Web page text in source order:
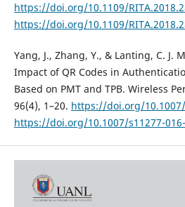
https://doi.org/10.1109/
https://doi.org/10.1109/
Yang, J., Zhang, Y., & Lanting, C. J.
Impact of QR Codes in
Based on PMT and TPB. Wireless
96(4), 1–20. https://doi.org/10.1007/
https://doi.org/10.1007/s11277-